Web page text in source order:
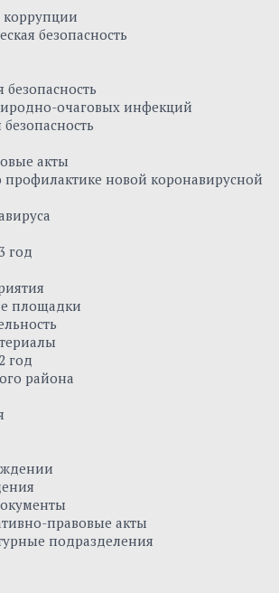
коррупции
безопасность
очаговых инфекций
акты
новой коронавирусной
год
площадки
год
района
правовые акты
подразделения